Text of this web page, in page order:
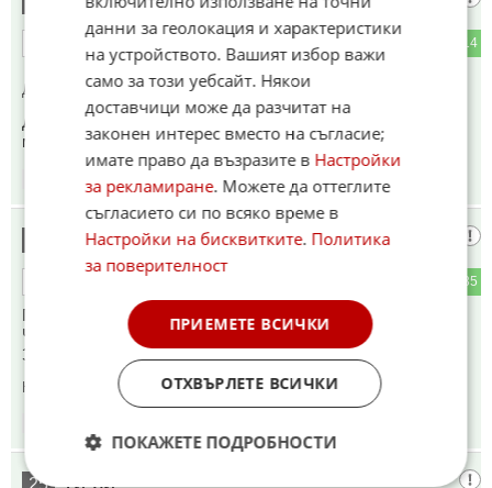
14
До коментар#16от "Боки":
Да беше пооправил платното на Хемус за към Плевен, че
много подскача.
Русенец
35
Г-н експерт Иванов,
Чували ли сте за несъобразена скорост?
Знаете ли какво е това?
Коментиран от
25 Ти си
данни за геолокация и характеристики
на устройството. Вашият избор важи
само за този уебсайт. Някои
доставчици може да разчитат на
законен интерес вместо на съгласие;
имате право да възразите в Настройки
за рекламиране. Можете да оттеглите
съгласието си по всяко време в
Настройки на бисквитките. Политика
за поверителност
ПРИЕМЕТЕ ВСИЧКИ
ОТХВЪРЛЕТЕ ВСИЧКИ
ПОКАЖЕТЕ ПОДРОБНОСТИ